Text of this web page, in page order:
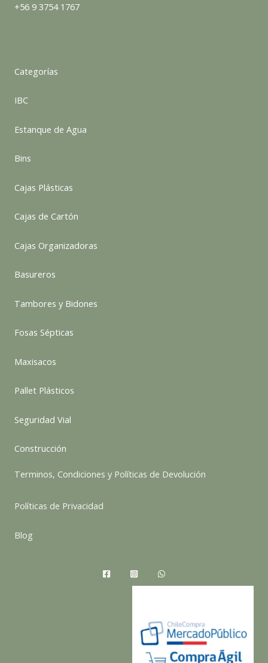
+56 9 3754 1767
Categorías
IBC
Estanque de Agua
Bins
Cajas Plásticas
Cajas de Cartón
Cajas Organizadoras
Basureros
Tambores y Bidones
Fosas Sépticas
Maxisacos
Pallet Plásticos
Seguridad Vial
Construcción
Terminos, Condiciones y Políticas de Devolución
Políticas de Privacidad
Blog